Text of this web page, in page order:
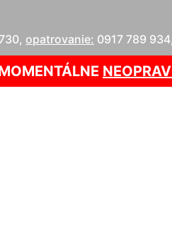
, opatrovanie: 0917 789 934